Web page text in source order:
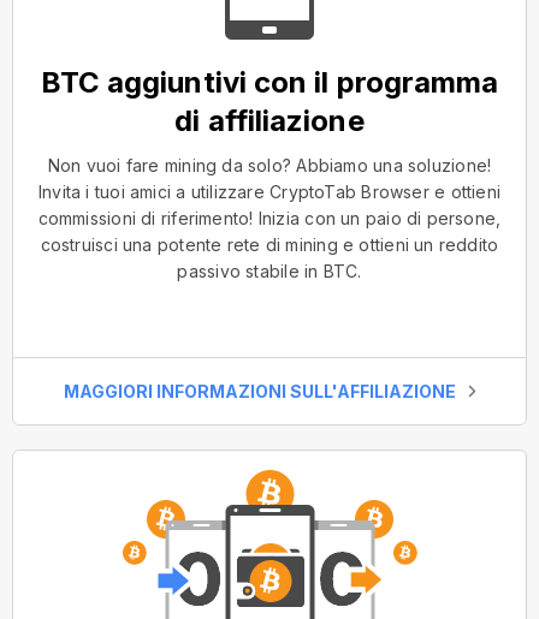
BTC aggiuntivi con il programma
di affiliazione
Non vuoi fare mining da solo? Abbiamo una soluzione!
Invita i tuoi amici a utilizzare CryptoTab Browser e ottieni
commissioni di riferimento! Inizia con un paio di persone,
costruisci una potente rete di mining e ottieni un reddito
passivo stabile in BTC.
MAGGIORI INFORMAZIONI SULL'AFFILIAZIONE